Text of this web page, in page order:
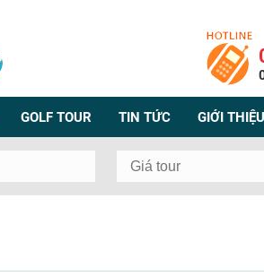
GOLF TOUR TIN TỨC GIỚI THIỆU